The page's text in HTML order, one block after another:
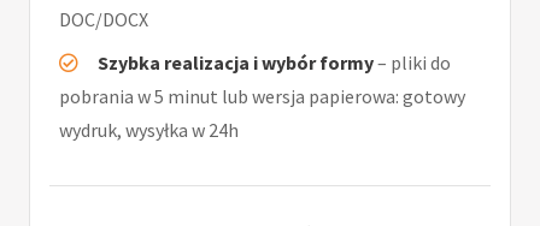
DOC/DOCX
Szybka realizacja i wybór formy– pliki do
pobrania w 5 minut lub wersja papierowa: gotowy
wydruk, wysyłka w 24h